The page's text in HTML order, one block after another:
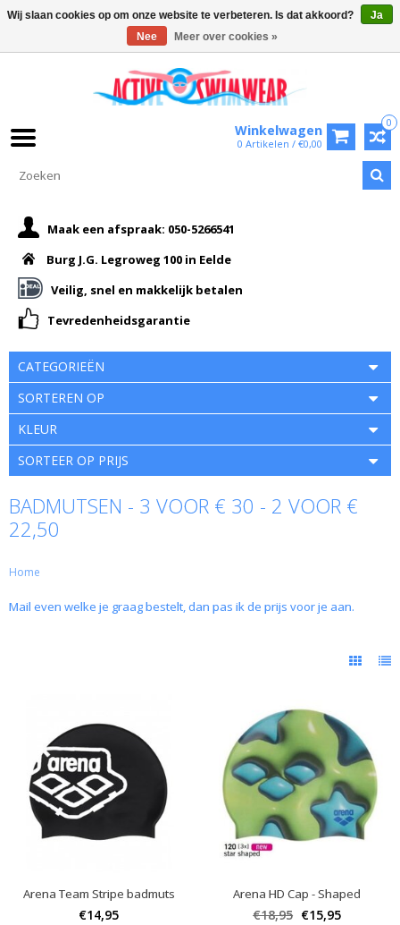
0
Winkelwagen
0 Artikelen / €0,00
Maak een afspraak: 050-5266541
Burg J.G. Legroweg 100 in Eelde
Veilig, snel en makkelijk betalen
Tevredenheidsgarantie
CATEGORIEËN
SORTEREN OP
KLEUR
SORTEER OP PRIJS
BADMUTSEN - 3 VOOR € 30 - 2 VOOR €
22,50
Home
Mail even welke je graag bestelt, dan pas ik de prijs voor je aan.
Arena Team Stripe badmuts
€14,95
Arena HD Cap - Shaped
€18,95 €15,95
Wij slaan cookies op om onze website te verbeteren. Is dat akkoord?
Ja
Nee
Meer over cookies »